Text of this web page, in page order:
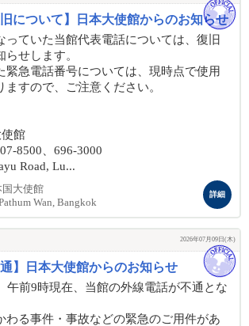
旧について】日本大使館からのお知らせ
っていた当館代表電話については、復旧
らせします。
緊急電話番号については、現時点で使用
すので、ご注意ください。
館
8500、696-3000
Road, Lu...
大使館
Wan, Bangkok
詳細
2026年07月09日(木)
通】日本大使館からのお知らせ
午前9時現在、当館の外線電話が不通とな
わる事件・事故などの緊急のご用件があ